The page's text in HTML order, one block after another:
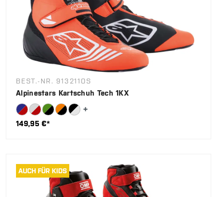
BEST.-NR. 913211OS
Alpinestars Kartschuh Tech 1KX
149,95 €*
AUCH FÜR KIDS